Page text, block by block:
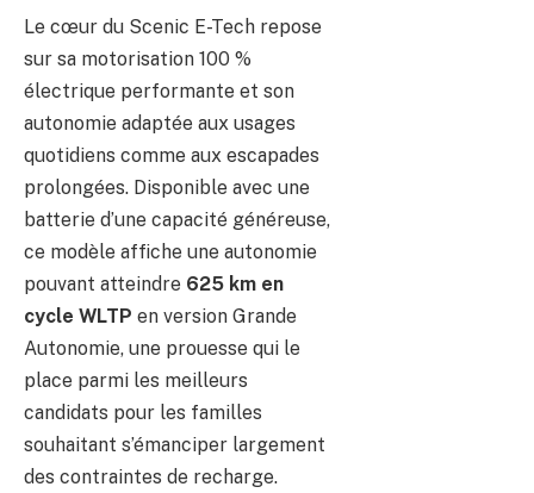
Le cœur du Scenic E-Tech repose
sur sa motorisation 100 %
électrique performante et son
autonomie adaptée aux usages
quotidiens comme aux escapades
prolongées. Disponible avec une
batterie d’une capacité généreuse,
ce modèle affiche une autonomie
pouvant atteindre 625 km en
cycle WLTP en version Grande
Autonomie, une prouesse qui le
place parmi les meilleurs
candidats pour les familles
souhaitant s’émanciper largement
des contraintes de recharge.